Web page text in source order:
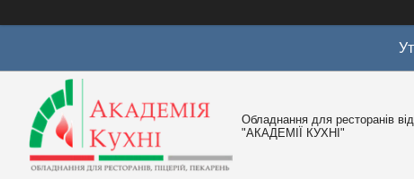
Обладнання для ресторанів від
"АКАДЕМІЇ КУХНІ"